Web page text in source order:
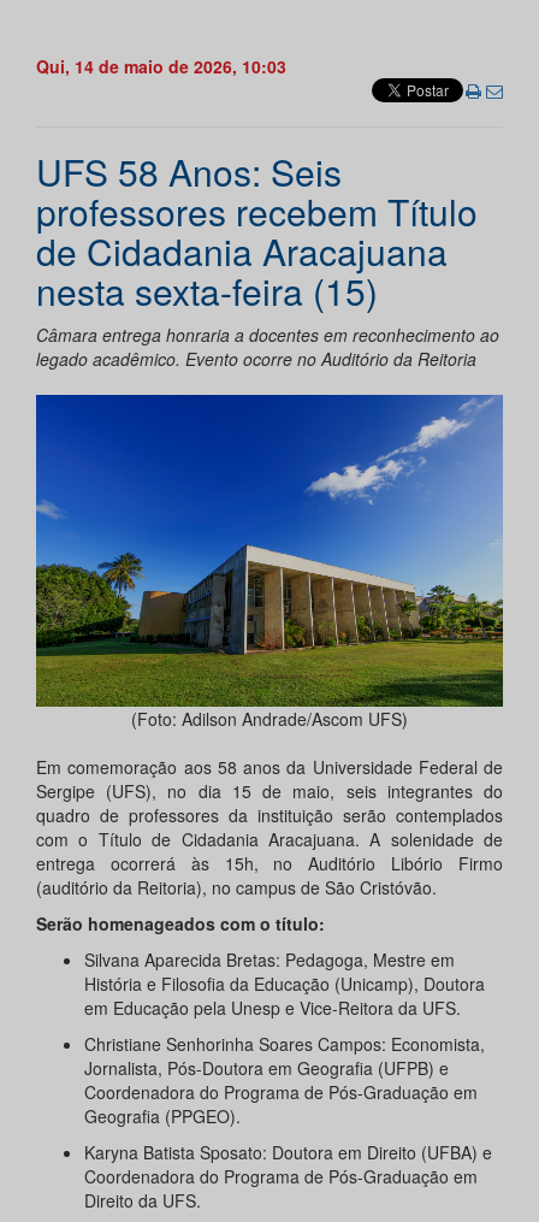
Qui, 14 de maio de 2026, 10:03
UFS 58 Anos: Seis
professores recebem Título
de Cidadania Aracajuana
nesta sexta-feira (15)
Câmara entrega honraria a docentes em reconhecimento ao
legado acadêmico. Evento ocorre no Auditório da Reitoria
(Foto: Adilson Andrade/Ascom UFS)
Em comemoração aos 58 anos da Universidade Federal de
Sergipe (UFS), no dia 15 de maio, seis integrantes do
quadro de professores da instituição serão contemplados
com o Título de Cidadania Aracajuana. A solenidade de
entrega ocorrerá às 15h, no Auditório Libório Firmo
(auditório da Reitoria), no campus de São Cristóvão.
Serão homenageados com o título:
Silvana Aparecida Bretas: Pedagoga, Mestre em
História e Filosofia da Educação (Unicamp), Doutora
em Educação pela Unesp e Vice-Reitora da UFS.
Christiane Senhorinha Soares Campos: Economista,
Jornalista, Pós-Doutora em Geografia (UFPB) e
Coordenadora do Programa de Pós-Graduação em
Geografia (PPGEO).
Karyna Batista Sposato: Doutora em Direito (UFBA) e
Coordenadora do Programa de Pós-Graduação em
Direito da UFS.